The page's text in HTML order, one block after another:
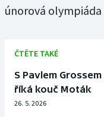
únorová
ČTĚTE TAKÉ
S Pavlem
říká kouč Moták
26. 5. 2026